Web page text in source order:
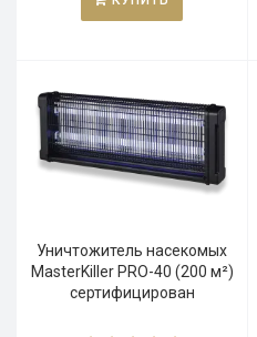
Уничтожитель насекомых
MasterKiller PRO-40 (200 м²)
сертифицирован